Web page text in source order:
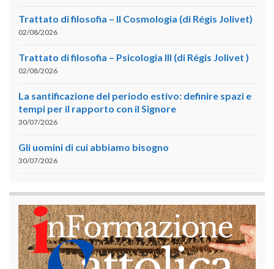
Trattato di filosofia – II Cosmologia (di Régis Jolivet)
02/08/2026
Trattato di filosofia – Psicologia III (di Régis Jolivet )
02/08/2026
La santificazione del periodo estivo: definire spazi e
tempi per il rapporto con il Signore
30/07/2026
Gli uomini di cui abbiamo bisogno
30/07/2026